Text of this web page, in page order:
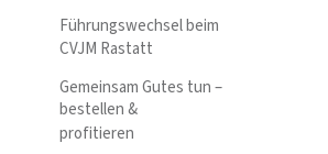
Führungswechsel beim
CVJM Rastatt
Gemeinsam Gutes tun –
bestellen &
profitieren